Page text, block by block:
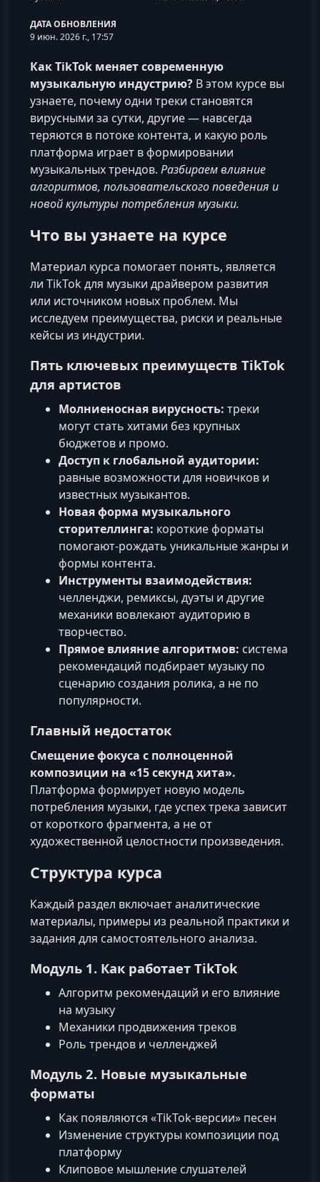
ДАТА ОБНОВЛЕНИЯ
9 июн. 2026 г., 17:57
Как TikTok меняет современную
музыкальную индустрию? В этом курсе вы
узнаете, почему одни треки становятся
вирусными за сутки, другие — навсегда
теряются в потоке контента, и какую роль
платформа играет в формировании
музыкальных трендов. Разбираем влияние
алгоритмов, пользовательского поведения и
новой культуры потребления музыки.
Что вы узнаете на курсе
Материал курса помогает понять, является
ли TikTok для музыки драйвером развития
или источником новых проблем. Мы
исследуем преимущества, риски и реальные
кейсы из индустрии.
Пять ключевых преимуществ TikTok
для артистов
Молниеносная вирусность: треки
могут стать хитами без крупных
бюджетов и промо.
Доступ к глобальной аудитории:
равные возможности для новичков и
известных музыкантов.
Новая форма музыкального
сторителлинга: короткие форматы
помогают-рождать уникальные жанры и
формы контента.
Инструменты взаимодействия:
челленджи, ремиксы, дуэты и другие
механики вовлекают аудиторию в
творчество.
Прямое влияние алгоритмов: система
рекомендаций подбирает музыку по
сценарию создания ролика, а не по
популярности.
Главный недостаток
Смещение фокуса с полноценной
композиции на «15 секунд хита».
Платформа формирует новую модель
потребления музыки, где успех трека зависит
от короткого фрагмента, а не от
художественной целостности произведения.
Структура курса
Каждый раздел включает аналитические
материалы, примеры из реальной практики и
задания для самостоятельного анализа.
Модуль 1. Как работает TikTok
Алгоритм рекомендаций и его влияние
на музыку
Механики продвижения треков
Роль трендов и челленджей
Модуль 2. Новые музыкальные
форматы
Как появляются «TikTok-версии» песен
Изменение структуры композиции под
платформу
Клиповое мышление слушателей